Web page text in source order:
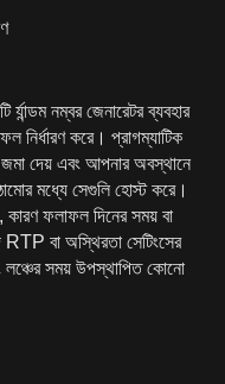
র্যান্ডম নম্বর জেনারেটর ব্যবহার
নির্ধারণ করে। প্রাগম্যাটিক
জমা দেয় এবং আপনার অবস্থানে
মধ্যে সেগুলি হোস্ট করে।
কারণ ফলাফল দিনের সময় বা
RTP বা অস্থিরতা সেটিংসের
লঞ্চের সময় উপস্থাপিত কোনো